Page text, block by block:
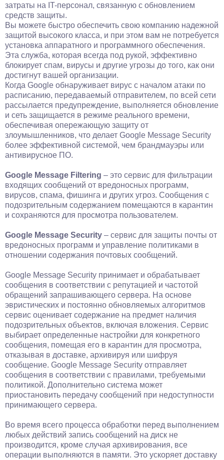
затраты на IT-персонал, связанную с обновлением
средств защиты.
Вы можете быстро обеспечить свою компанию надежной
защитой высокого класса, и при этом вам не потребуется
установка аппаратного и программного обеспечения.
Эта служба, которая всегда под рукой, эффективно
блокирует спам, вирусы и другие угрозы до того, как они
достигнут вашей организации.
Когда Google обнаруживает вирус с началом атаки по
расписанию, передаваемый отправителем, по всей сети
рассылается предупреждение, выполняется обновление
и сеть защищается в режиме реального времени,
обеспечивая опережающую защиту от
злоумышленников, что делает Google Message Security
более эффективной системой, чем брандмауэры или
антивирусное ПО.
Google Message Filtering – это сервис для фильтрации
входящих сообщений от вредоносных программ,
вирусов, спама, фишинга и других угроз. Сообщения с
подозрительным содержанием помещаются в карантин
и сохраняются для просмотра пользователем.
Google Message Security – сервис для защиты почты от
вредоносных программ и управление политиками в
отношении содержания почтовых сообщений.
Google Message Security принимает и обрабатывает
сообщения в соответствии с репутацией и частотой
обращений запрашивающего сервера. На основе
эвристических и постоянно обновляемых алгоритмов
сервис оценивает содержание на предмет наличия
подозрительных объектов, включая вложения. Сервис
выбирает определенные настройки для конкретного
сообщения, помещая его в карантин для просмотра,
отказывая в доставке, архивируя или шифруя
сообщение. Google Message Security отправляет
сообщения в соответствии с правилами, требуемыми
политикой. Дополнительно система может
приостановить передачу сообщений при недоступности
принимающего сервера.
Во время всего процесса обработки перед выполнением
любых действий запись сообщений на диск не
производится, кроме случая архивирования, все
операции выполняются в памяти. Это ускоряет доставку